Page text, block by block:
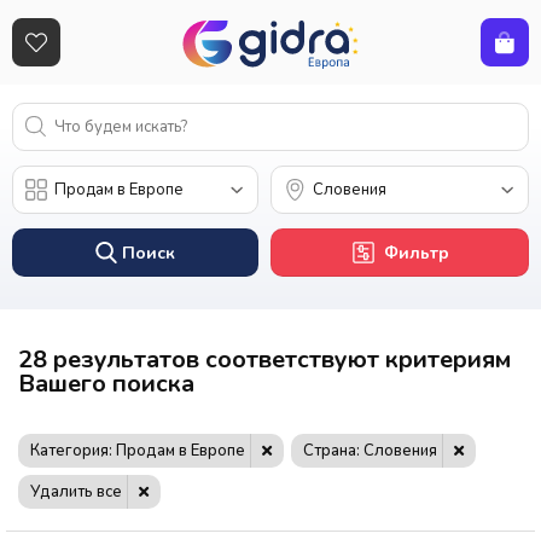
Поиск Фильтр
28 результатов соответствуют критериям
Вашего поиска
Категория: Продам в Европе
Страна: Словения
Удалить все